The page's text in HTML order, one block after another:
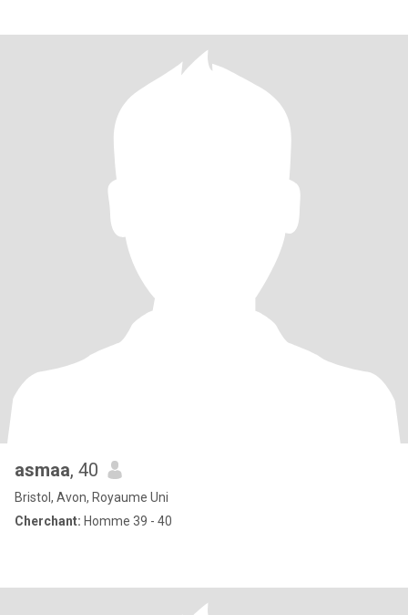
asmaa, 40
Bristol, Avon, Royaume Uni
Cherchant: Homme 39 - 40